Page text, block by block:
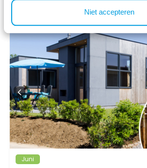
Niet accepteren
Juni